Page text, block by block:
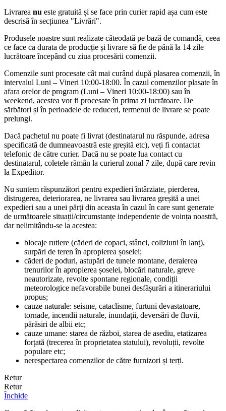
Livrarea nu este gratuită și se face prin curier rapid așa cum este
descrisă în secțiunea "Livrări".
Produsele noastre sunt realizate câteodată pe bază de comandă, ceea
ce face ca durata de producție și livrare să fie de până la 14 zile
lucrătoare începând cu ziua procesării comenzii.
Comenzile sunt procesate cât mai curând după plasarea comenzii, în
intervalul Luni – Vineri 10:00-18:00. În cazul comenzilor plasate în
afara orelor de program (Luni – Vineri 10:00-18:00) sau în
weekend, acestea vor fi procesate în prima zi lucrătoare. De
sărbători și în perioadele de reduceri, termenul de livrare se poate
prelungi.
Dacă pachetul nu poate fi livrat (destinatarul nu răspunde, adresa
specificată de dumneavoastră este greșită etc), veți fi contactat
telefonic de către curier. Dacă nu se poate lua contact cu
destinatarul, coletele rămân la curierul zonal 7 zile, după care revin
la Expeditor.
Nu suntem răspunzători pentru expedieri întârziate, pierderea,
distrugerea, deteriorarea, ne livrarea sau livrarea greșită a unei
expedieri sau a unei părți din aceasta în cazul în care sunt generate
de următoarele situații/circumstanțe independente de voința noastră,
dar nelimitându-se la acestea:
blocaje rutiere (căderi de copaci, stânci, coliziuni în lanț),
surpări de teren în apropierea șoselei;
căderi de poduri, astupări de tunele montane, deraierea
trenurilor în apropierea șoselei, blocări naturale, greve
neautorizate, revolte spontane regionale, condiții
meteorologice nefavorabile bunei desfășurări a itinerariului
propus;
cauze naturale: seisme, cataclisme, furtuni devastatoare,
tornade, incendii naturale, inundații, deversări de fluvii,
părăsiri de albii etc;
cauze umane: starea de război, starea de asediu, etatizarea
forțată (trecerea în proprietatea statului), revoluții, revolte
populare etc;
nerespectarea comenzilor de către furnizori și terți.
Retur
Retur
Închide